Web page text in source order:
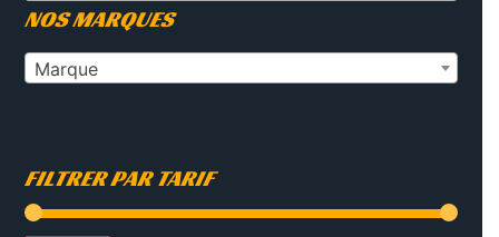
NOS MARQUES
Marque
FILTRER PAR TARIF